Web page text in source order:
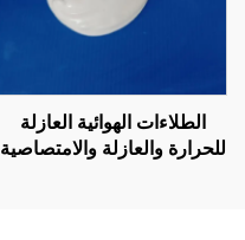
الطلاءات الهوائية العازلة
للحرارة والعازلة والامتصاصية